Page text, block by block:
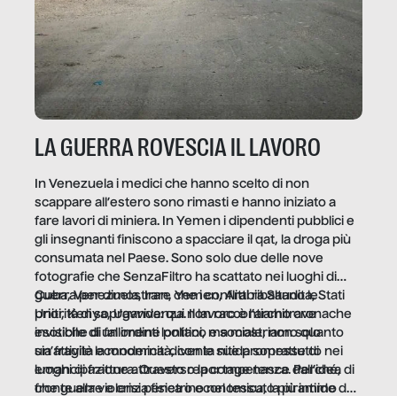
LA GUERRA ROVESCIA IL LAVORO
In Venezuela i medici che hanno scelto di non
scappare all’estero sono rimasti e hanno iniziato a
fare lavori di miniera. In Yemen i dipendenti pubblici e
gli insegnanti finiscono a spacciare il qat, la droga più
consumata nel Paese. Sono solo due delle nove
fotografie che SenzaFiltro ha scattato nei luoghi di
guerra per dimostrare che i conflitti ribaltano le
priorità di sopravvivenza. Il lavoro è l’architrave
invisibile di un ordine politico e sociale, non solo
un’attività economica: diventa nitida soprattutto nei
luoghi di frattura. Questo reportage nasce dall’idea
che guerre e crisi penetrino nel tessuto più intimo
Cuba, Venezuela, Iran, Yemen, Arabia Saudita, Stati
Uniti, Kenya, Uganda: qui non raccontiamo cronache
esotiche di fallimenti lontani, ma mostriamo quanto
sia fragile la modernità, con le sue promesse di
emancipazione attraverso la competenza. Perché, di
fronte alla violenza fisica o economica, la piramide del